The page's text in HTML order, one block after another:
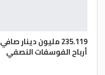
235.119 مليون دينار صافي
أرباح الفوسفات النصفي